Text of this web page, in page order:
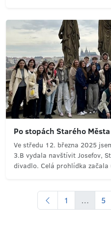
Po stopách Starého
Ve středu 12. března 2025
3.B vydala navštívit Josefov,
divadlo. Celá prohlídka začala
1 … 5